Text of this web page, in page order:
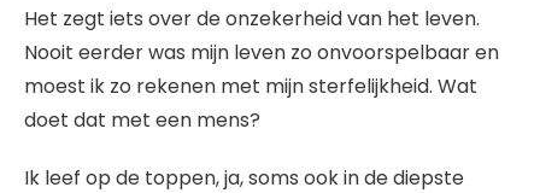
Het zegt iets over de onzekerheid van het leven.
Nooit eerder was mijn leven zo onvoorspelbaar en
moest ik zo rekenen met mijn sterfelijkheid. Wat
doet dat met een mens?
Ik leef op de toppen, ja, soms ook in de diepste